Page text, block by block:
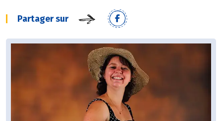
Partager sur